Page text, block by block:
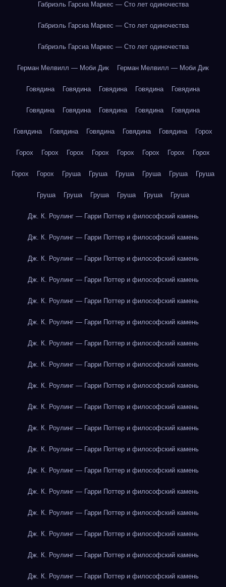
Габриэль Гарсиа Маркес — Сто лет одиночества
Габриэль Гарсиа Маркес — Сто лет одиночества
Габриэль Гарсиа Маркес — Сто лет одиночества
Герман Мелвилл — Моби Дик Герман Мелвилл — Моби Дик
Говядина Говядина Говядина Говядина Говядина
Говядина Говядина Говядина Говядина Говядина
Говядина Говядина Говядина Говядина Говядина Горох
Горох Горох Горох Горох Горох Горох Горох Горох
Горох Горох Груша Груша Груша Груша Груша Груша
Груша Груша Груша Груша Груша Груша
Дж. К. Роулинг — Гарри Поттер и философский камень
Дж. К. Роулинг — Гарри Поттер и философский камень
Дж. К. Роулинг — Гарри Поттер и философский камень
Дж. К. Роулинг — Гарри Поттер и философский камень
Дж. К. Роулинг — Гарри Поттер и философский камень
Дж. К. Роулинг — Гарри Поттер и философский камень
Дж. К. Роулинг — Гарри Поттер и философский камень
Дж. К. Роулинг — Гарри Поттер и философский камень
Дж. К. Роулинг — Гарри Поттер и философский камень
Дж. К. Роулинг — Гарри Поттер и философский камень
Дж. К. Роулинг — Гарри Поттер и философский камень
Дж. К. Роулинг — Гарри Поттер и философский камень
Дж. К. Роулинг — Гарри Поттер и философский камень
Дж. К. Роулинг — Гарри Поттер и философский камень
Дж. К. Роулинг — Гарри Поттер и философский камень
Дж. К. Роулинг — Гарри Поттер и философский камень
Дж. К. Роулинг — Гарри Поттер и философский камень
Дж. К. Роулинг — Гарри Поттер и философский камень